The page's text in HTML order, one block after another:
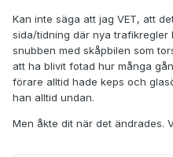
Kan inte säga att jag VET, att
sida/tidning där nya trafikregler
snubben med skåpbilen som
att ha blivit fotad hur många
förare alltid hade keps och
han alltid undan.
Men åkte dit när det ändrades.